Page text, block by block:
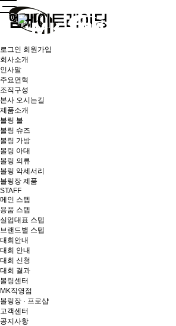
로그인 회원가입
회사소개
인사말
주요연혁
조직구성
본사 오시는길
제품소개
볼링 볼
볼링 슈즈
볼링 가방
볼링 아대
볼링 의류
볼링 악세서리
볼링장 제품
STAFF
메인 스텝
용품 스텝
실업대표 스텝
브랜드별 스텝
대회안내
대회 안내
대회 신청
대회 결과
볼링센터
MK직영점
볼링장 · 프로샵
고객센터
공지사항